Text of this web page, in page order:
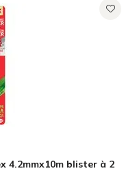
4.2mmx10m blister à 2